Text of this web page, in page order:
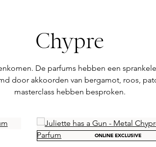
Chypre
De parfums hebben een
door akkoorden van bergamot, roos,
masterclass hebben besproken.
ONLINE EXCLUSIVE